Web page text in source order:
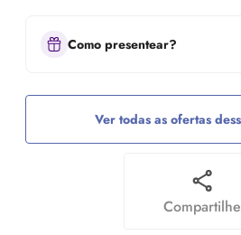
Como presentear?
Ver todas as ofertas
Compartilhe